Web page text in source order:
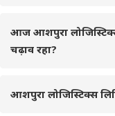
आज आशपुरा
चढ़ाव रहा?
आशपुरा लोजिस्टिक्स